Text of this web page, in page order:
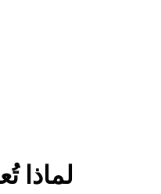
لماذا